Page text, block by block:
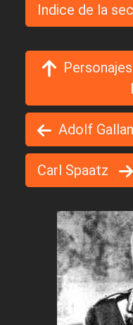
Indice de la
Adolf
Carl Spaatz